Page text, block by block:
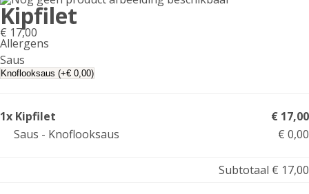
Kipfilet
€ 17,00
Allergens
Product
allergen
Saus
1x Kipfilet
€ 17,00
Saus - Knoflooksaus
€ 0,00
Subtotaal € 17,00